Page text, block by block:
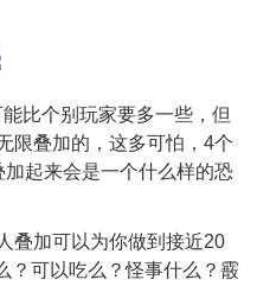
比个别玩家要多一些，但
限叠加的，这多可怕，4个
起来会是一个什么样的恐
叠加可以为你做到接近20
？可以吃么？怪事什么？霰